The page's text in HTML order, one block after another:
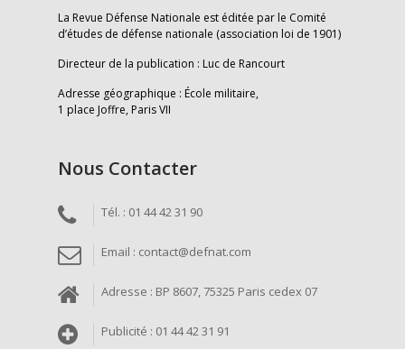
La Revue Défense Nationale est éditée par le Comité
d’études de défense nationale (association loi de 1901)
Directeur de la publication : Luc de Rancourt
Adresse géographique : École militaire,
1 place Joffre, Paris VII
Nous Contacter
Tél. : 01 44 42 31 90
Email : contact@defnat.com
Adresse : BP 8607, 75325 Paris cedex 07
Publicité : 01 44 42 31 91